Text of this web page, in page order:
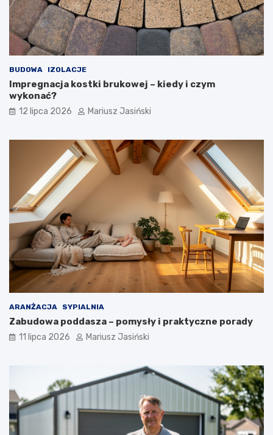
BUDOWA IZOLACJE
Impregnacja kostki brukowej – kiedy i czym
wykonać?
12 lipca 2026 Mariusz Jasiński
ARANŻACJA SYPIALNIA
Zabudowa poddasza – pomysły i praktyczne porady
11 lipca 2026 Mariusz Jasiński